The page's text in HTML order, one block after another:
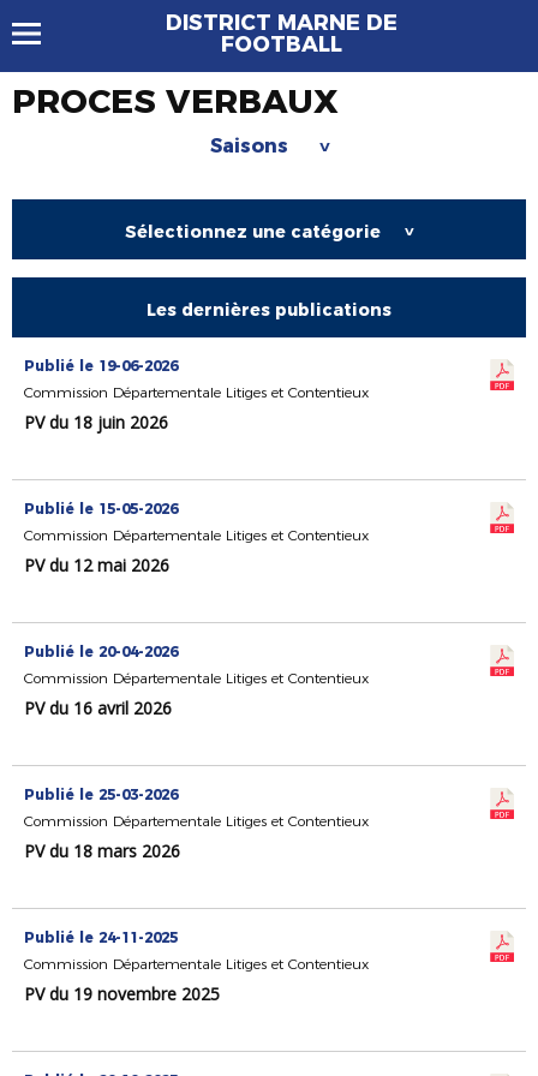
DISTRICT MARNE DE
FOOTBALL
PROCES VERBAUX
Saisons >
Sélectionnez une catégorie >
Les dernières publications
Publié le 19-06-2026
Commission Départementale Litiges et Contentieux
PV du 18 juin 2026
Publié le 15-05-2026
Commission Départementale Litiges et Contentieux
PV du 12 mai 2026
Publié le 20-04-2026
Commission Départementale Litiges et Contentieux
PV du 16 avril 2026
Publié le 25-03-2026
Commission Départementale Litiges et Contentieux
PV du 18 mars 2026
Publié le 24-11-2025
Commission Départementale Litiges et Contentieux
PV du 19 novembre 2025